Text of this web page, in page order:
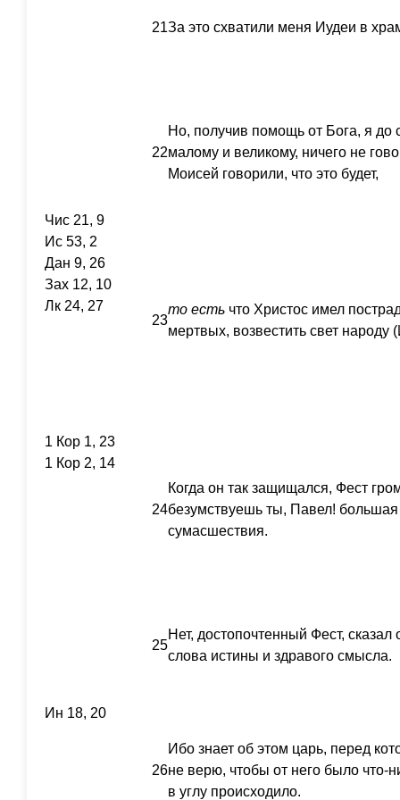
21За это схватили меня Иудеи в
22
Но, получив помощь от Бога, я до
малому и великому, ничего не
Моисей говорили, что это будет,
Чис 21, 9
Ис 53, 2
Дан 9, 26
Зах 12, 10
Лк 24, 27
23
то есть что Христос имел
мертвых, возвестить свет народу
1 Кор 1, 23
1 Кор 2, 14
24
Когда он так защищался, Фест
безумствуешь ты, Павел! большая
сумасшествия.
25
Нет, достопочтенный Фест,
слова истины и здравого смысла.
Ин 18, 20
26
Ибо знает об этом царь, перед
не верю, чтобы от него было что-
в углу происходило.